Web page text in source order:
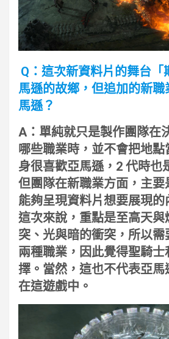
Q：這次新資料片的舞台「
馬遜的故鄉，但追加的新
馬遜？
A：單純就只是製作團隊在
哪些職業時，並不會把地
身很喜歡亞馬遜，2 代時也
但團隊在新職業方面，主
能夠呈現資料片想要展現
這次來說，重點是至高天與
突、光與暗的衝突，所以
兩種職業，因此覺得聖騎
擇。當然，這也不代表亞
在這遊戲中。